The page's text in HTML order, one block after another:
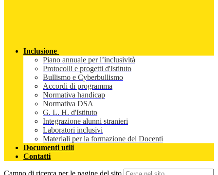
Inclusione
Piano annuale per l’inclusività
Protocolli e progetti d'Istituto
Bullismo e Cyberbullismo
Accordi di programma
Normativa handicap
Normativa DSA
G. L. H. d'Istituto
Integrazione alunni stranieri
Laboratori inclusivi
Materiali per la formazione dei Docenti
Documenti utili
Contatti